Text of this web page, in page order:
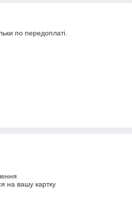
по передоплаті.
на вашу картку